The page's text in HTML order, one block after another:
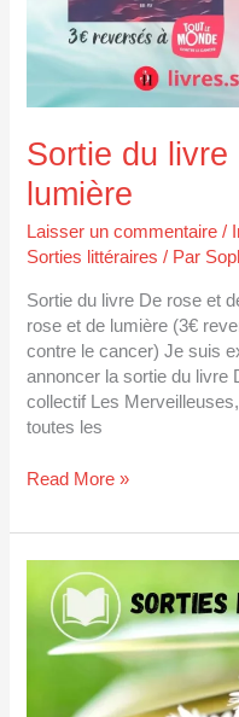
Sortie du
lumière
Laisser un commentaire /
Sorties littéraires / Par
Sortie du livre De rose et
rose et de lumière (3€
contre le cancer) Je suis
annoncer la sortie du livre
collectif Les
toutes les
Read More »
Sorties
littéraires
septembre
2025